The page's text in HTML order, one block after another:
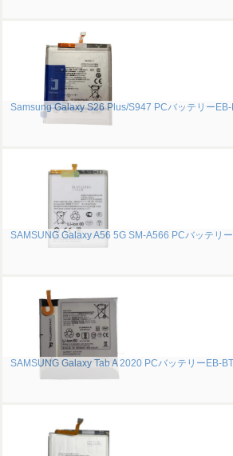
Samsung Galaxy S26 Plus/S947 PCバッテリー
SAMSUNG Galaxy A56 5G SM-A566 PCバッテリ
SAMSUNG Galaxy Tab A 2020 PCバッテリーEB-